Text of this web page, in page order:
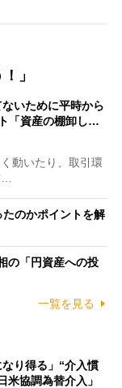
」
ないために平時から
「資産の棚卸し…
動いたり、取引環
のかポイントを解
の「円資産への投
一覧を見る
なり得る」“介入慣
米協調為替介入」